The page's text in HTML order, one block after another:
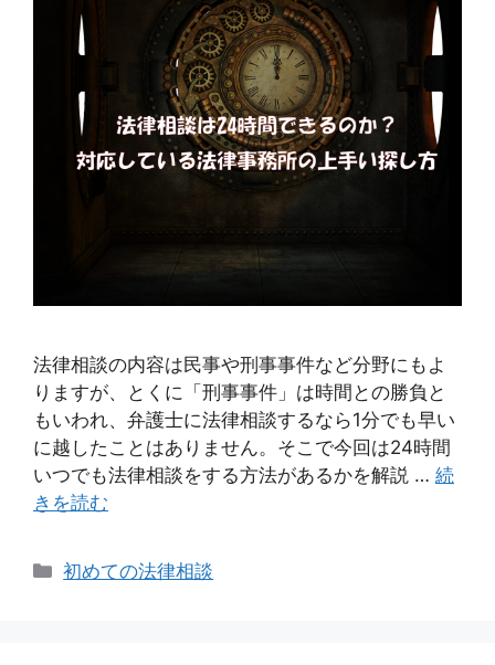
法律相談の内容は民事や刑事事件など分野にもよ
りますが、とくに「刑事事件」は時間との勝負と
もいわれ、弁護士に法律相談するなら1分でも早い
に越したことはありません。そこで今回は24時間
いつでも法律相談をする方法があるかを解説 … 続
きを読む
カ
初めての法律相談